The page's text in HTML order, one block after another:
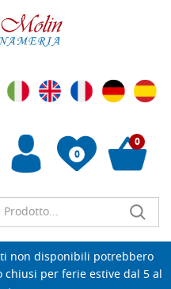
0
vuota
0
non disponibili potrebbero
per ferie estive dal 5 al